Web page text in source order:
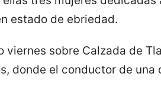
estado de ebriedad.
sobre Calzada de
donde el conductor de